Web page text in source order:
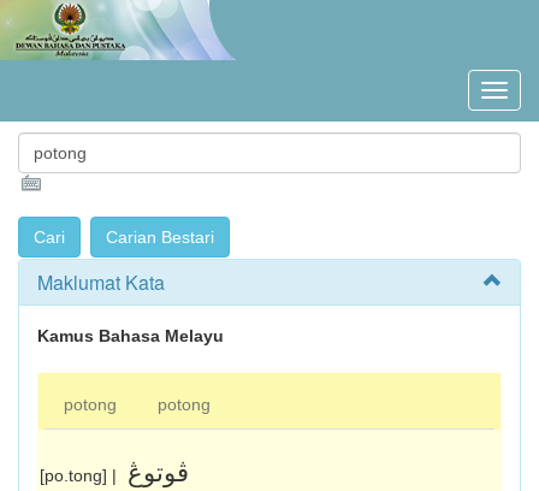
Maklumat Kata
Kamus Bahasa Melayu
potong potong
[po.tong] | ڤوتوڠ